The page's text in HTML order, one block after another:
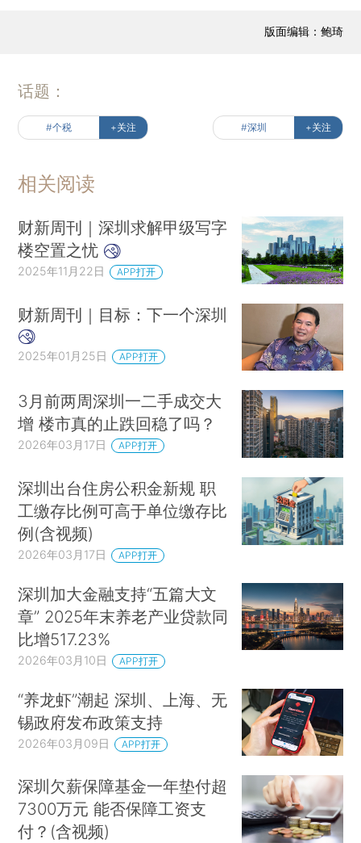
版面编辑：鲍琦
话题：
#个税 +关注 #深圳 +关注
相关阅读
财新周刊｜深圳求解甲级写字
楼空置之忧
2025年11月22日 APP打开
财新周刊｜目标：下一个深圳
2025年01月25日 APP打开
3月前两周深圳一二手成交大
增 楼市真的止跌回稳了吗？
2026年03月17日 APP打开
深圳出台住房公积金新规 职
工缴存比例可高于单位缴存比
例(含视频)
2026年03月17日 APP打开
深圳加大金融支持“五篇大文
章” 2025年末养老产业贷款同
比增517.23%
2026年03月10日 APP打开
“养龙虾”潮起 深圳、上海、无
锡政府发布政策支持
2026年03月09日 APP打开
深圳欠薪保障基金一年垫付超
7300万元 能否保障工资支
付？(含视频)